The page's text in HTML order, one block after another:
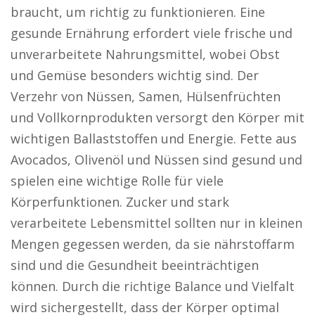
braucht, um richtig zu funktionieren. Eine
gesunde Ernährung erfordert viele frische und
unverarbeitete Nahrungsmittel, wobei Obst
und Gemüse besonders wichtig sind. Der
Verzehr von Nüssen, Samen, Hülsenfrüchten
und Vollkornprodukten versorgt den Körper mit
wichtigen Ballaststoffen und Energie. Fette aus
Avocados, Olivenöl und Nüssen sind gesund und
spielen eine wichtige Rolle für viele
Körperfunktionen. Zucker und stark
verarbeitete Lebensmittel sollten nur in kleinen
Mengen gegessen werden, da sie nährstoffarm
sind und die Gesundheit beeinträchtigen
können. Durch die richtige Balance und Vielfalt
wird sichergestellt, dass der Körper optimal